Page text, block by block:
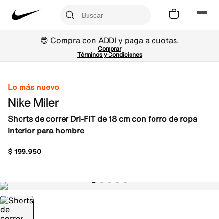
😎 Compra con ADDI y paga a cuotas.
Comprar
Términos y Condiciones
Lo más nuevo
Nike Miler
Shorts de correr Dri-FIT de 18 cm con forro de ropa
interior para hombre
$199.950